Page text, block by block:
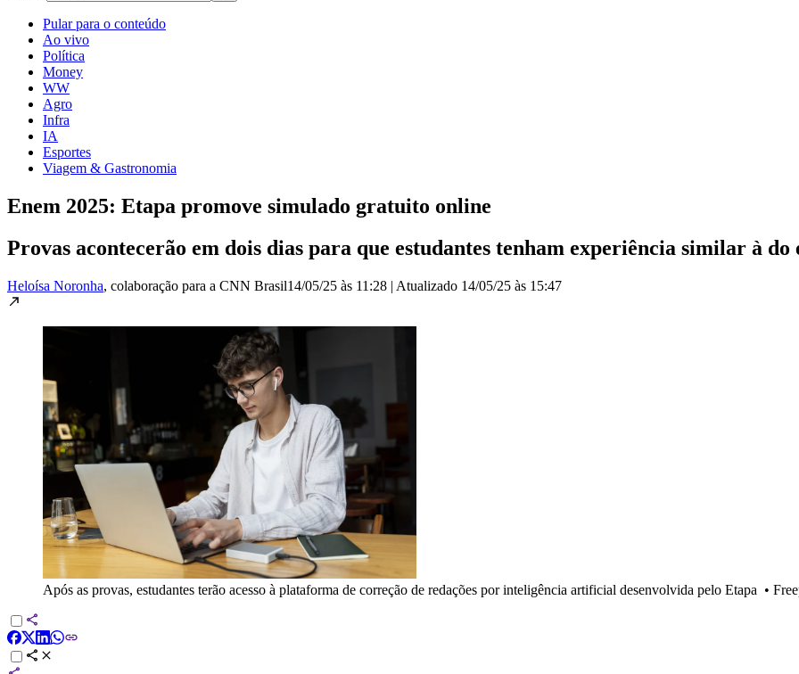
Pular para o conteúdo
Ao vivo
Política
Money
WW
Agro
Infra
IA
Esportes
Viagem & Gastronomia
Enem 2025: Etapa promove simulado gratuito online
Provas acontecerão em dois dias para que estudantes tenham experiência similar à do
Heloísa Noronha, colaboração para a CNN Brasil14/05/25 às 11:28 | Atualizado 14/05/25 às 15:47
Após as provas, estudantes terão acesso à plataforma de correção de redações por inteligência artificial desenvolvida pelo Etapa •